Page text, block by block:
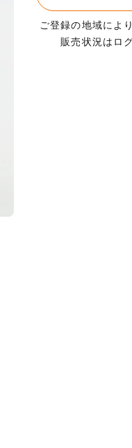
ご登録の地域によ
販売状況はロ